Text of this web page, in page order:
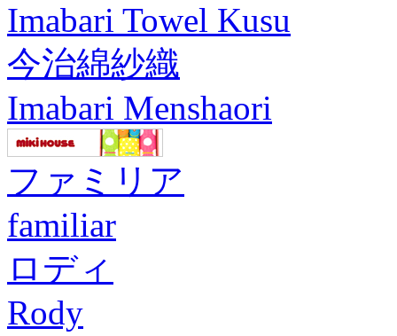
Imabari Towel Kusu
今治綿紗織
Imabari Menshaori
ファミリア
familiar
ロディ
Rody